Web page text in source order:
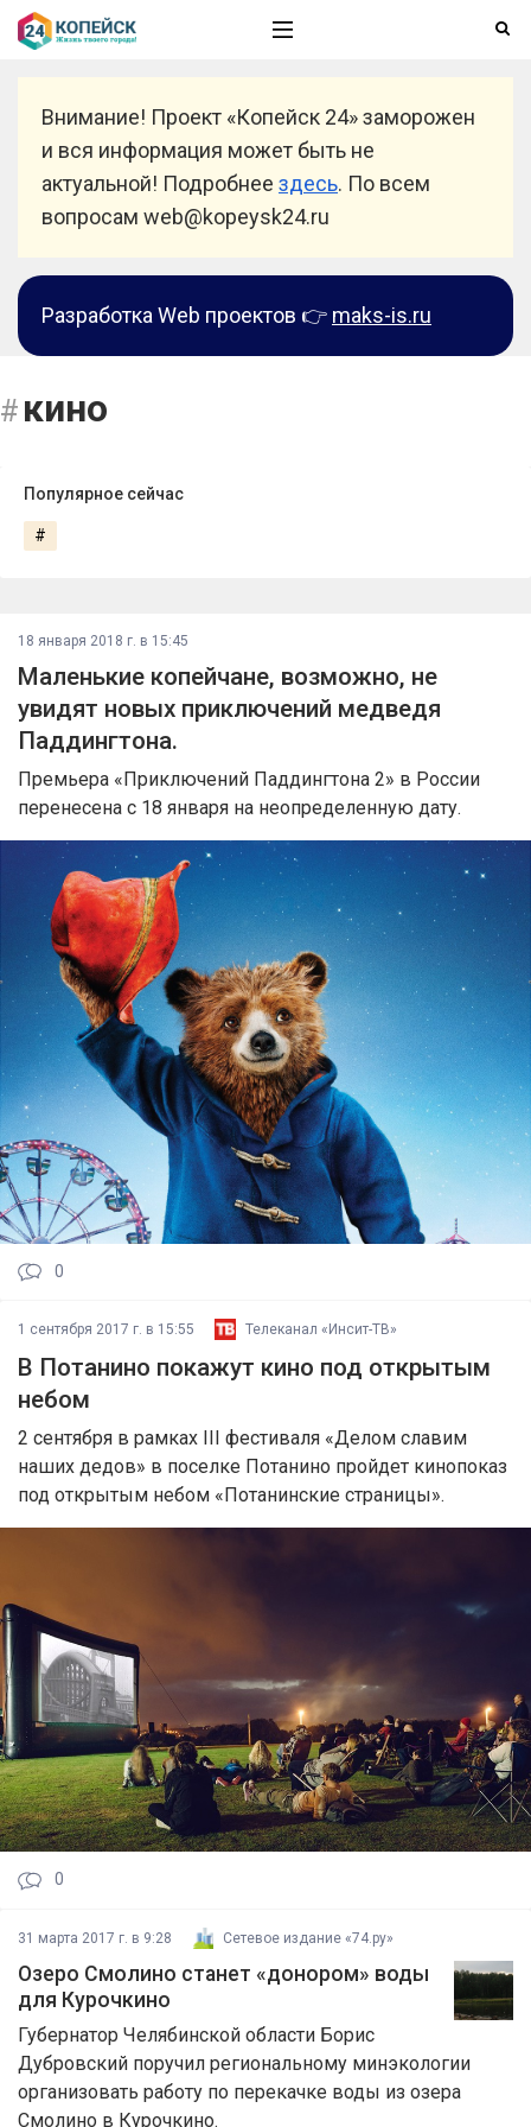
Внимание! Проект «Копейск 24» заморожен
и вся информация может быть не
актуальной! Подробнее здесь. По всем
вопросам web@kopeysk24.ru
Разработка Web проектов 👉 maks-is.ru
кино
Популярное сейчас
#
18 января 2018 г. в 15:45
Маленькие копейчане, возможно, не
увидят новых приключений медведя
Паддингтона.
Премьера «Приключений Паддингтона 2» в России
перенесена с 18 января на неопределенную дату.
0
1 сентября 2017 г. в 15:55 Телеканал «Инсит-ТВ»
В Потанино покажут кино под открытым
небом
2 сентября в рамках III фестиваля «Делом славим
наших дедов» в поселке Потанино пройдет кинопоказ
под открытым небом «Потанинские страницы».
0
31 марта 2017 г. в 9:28 Сетевое издание «74.ру»
Озеро Смолино станет «донором» воды
для Курочкино
Губернатор Челябинской области Борис
Дубровский поручил региональному минэкологии
организовать работу по перекачке воды из озера
Смолино в Курочкино.